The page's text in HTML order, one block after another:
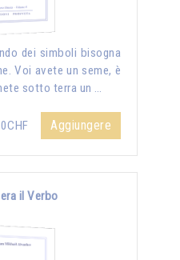
dei simboli bisogna
Voi avete un seme, è
sotto terra un …
Aggiungere
il Verbo